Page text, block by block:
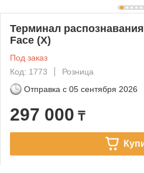
Терминал
Face (X)
Под заказ
Код: 1773
Розница
Отправка с 05 сентября 2026
297 000 ₸